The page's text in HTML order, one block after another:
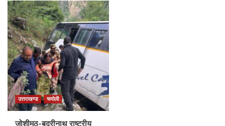
उत्तराखण्ड चमोली
जोशीमठ-बद्रीनाथ राष्ट्रीय